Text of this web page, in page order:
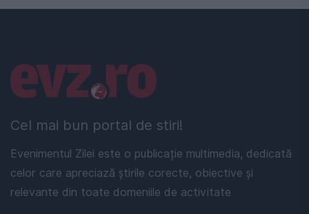
Cel mai bun portal de stiri!
Evenimentul Zilei este o publicație multimedia, dedicată
celor care apreciază știrile corecte, obiective și
relevante din toate domeniile de activitate
Linkuri utile